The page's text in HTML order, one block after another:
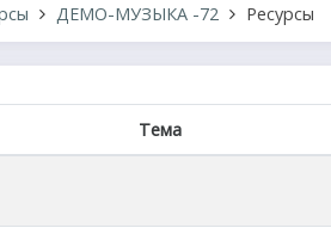
ДЕМО-МУЗЫКА -72 Ресурсы
Тема